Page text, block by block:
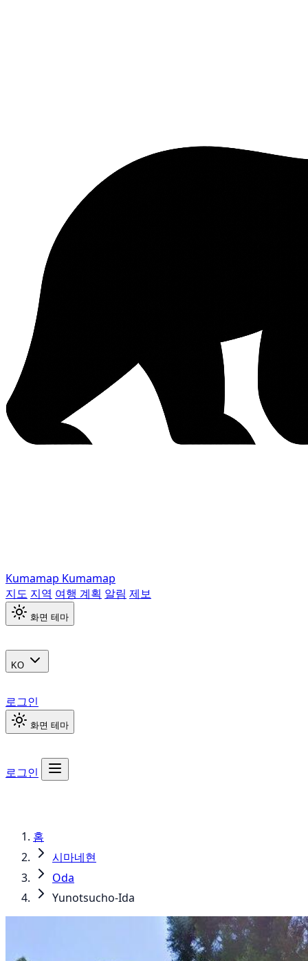
Kumamap Kumamap
지도 지역 여행 계획 알림 제보
화면 테마
KO
로그인
화면 테마
로그인
홈
시마네현
Oda
Yunotsucho-Ida